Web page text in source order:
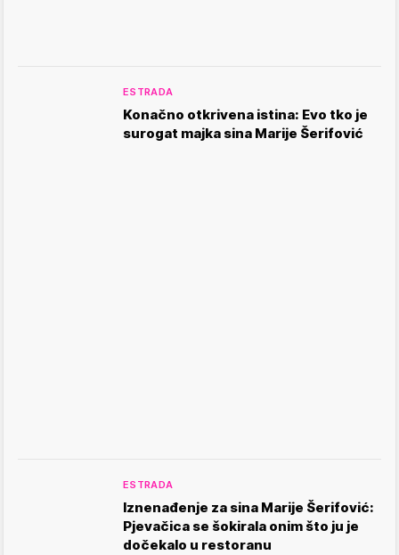
ESTRADA
Konačno otkrivena istina: Evo tko je
surogat majka sina Marije Šerifović
ESTRADA
Iznenađenje za sina Marije Šerifović:
Pjevačica se šokirala onim što ju je
dočekalo u restoranu